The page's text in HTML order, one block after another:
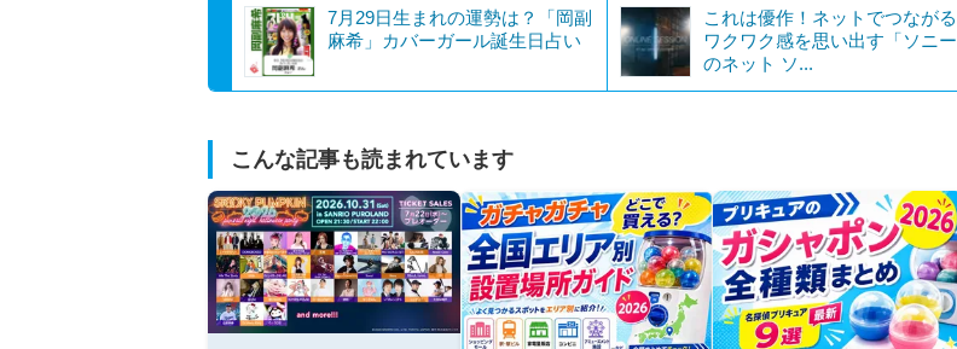
7月29日生まれの運勢は？「岡副
麻希」カバーガール誕生日占い
これは優作！ネットでつながる
ワクワク感を思い出す「ソニー
のネット ソ...
こんな記事も読まれています